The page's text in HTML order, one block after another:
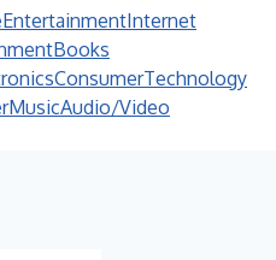
EntertainmentInternet
Books
ConsumerTechnology
MusicAudio/Video